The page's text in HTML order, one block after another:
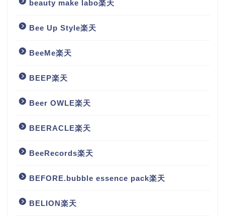
beauty make labo楽天
Bee Up Style楽天
BeeMe楽天
BEEP楽天
Beer OWLE楽天
BEERACLE楽天
BeeRecords楽天
BEFORE.bubble essence pack楽天
BELION楽天